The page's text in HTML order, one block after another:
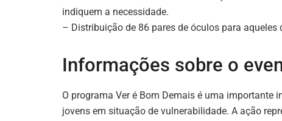
indiquem a necessidade.
– Distribuição de 86 pares de óculos para
Informações sobre o
O programa Ver é Bom Demais é uma importante
jovens em situação de vulnerabilidade. A ação